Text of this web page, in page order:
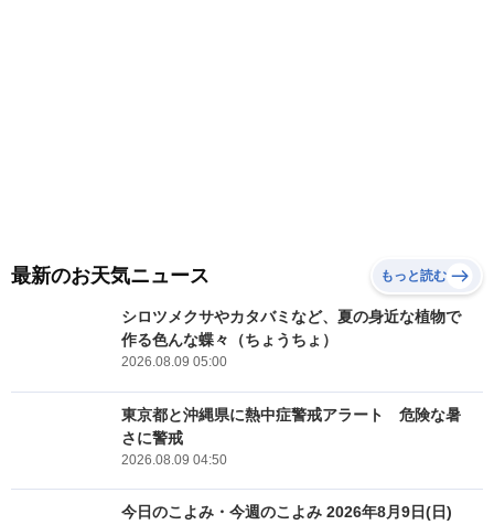
最新のお天気ニュース もっと読む
シロツメクサやカタバミなど、夏の身近な植物で
作る色んな蝶々（ちょうちょ）
2026.08.09 05:00
東京都と沖縄県に熱中症警戒アラート 危険な暑
さに警戒
2026.08.09 04:50
今日のこよみ・今週のこよみ 2026年8月9日(日)